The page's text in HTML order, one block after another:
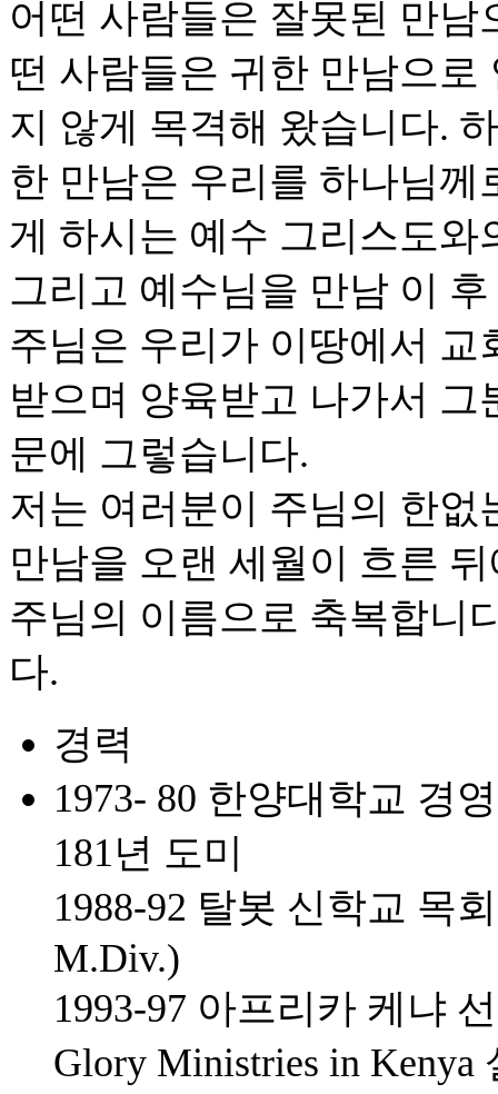
어떤 사람들은 잘못된 만
떤 사람들은 귀한 만남으
지 않게 목격해 왔습니다.
한 만남은 우리를 하나님
게 하시는 예수 그리스도와
그리고 예수님을 만남 이
주님은 우리가 이땅에서
받으며 양육받고 나가서
문에 그렇습니다.
저는 여러분이 주님의 한
만남을 오랜 세월이 흐른
주님의 이름으로 축복합니
다.
경력
1973- 80 한양대학교 경
181년 도미
1988-92 탈봇 신학교 목
M.Div.)
1993-97 아프리카 케냐
Glory Ministries in Kenya